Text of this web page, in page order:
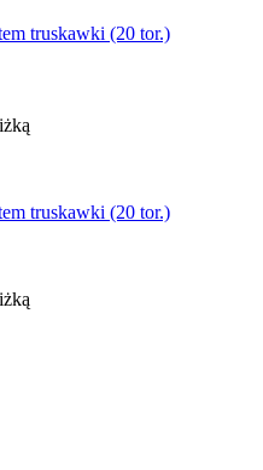
truskawki (20 tor.)
truskawki (20 tor.)